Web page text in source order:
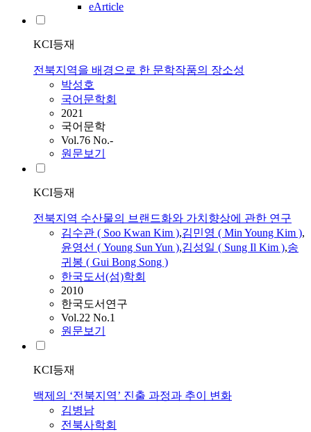
eArticle
KCI등재
전북지역을 배경으로 한 문학작품의 장소성
박성호
국어문학회
2021
국어문학
Vol.76 No.-
원문보기
KCI등재
전북지역 수산물의 브랜드화와 가치향상에 관한 연구
김수관 ( Soo Kwan Kim ),김민영 ( Min Young Kim ),
윤영선 ( Young Sun Yun ),김성일 ( Sung Il Kim ),송
귀봉 ( Gui Bong Song )
한국도서(섬)학회
2010
한국도서연구
Vol.22 No.1
원문보기
KCI등재
백제의 ‘전북지역’ 진출 과정과 추이 변화
김병남
전북사학회